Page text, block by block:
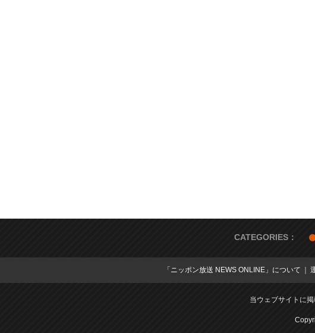
CATEGORIES：
「ニッポン放送 NEWS ONLINE」について
当ウェブサイトに